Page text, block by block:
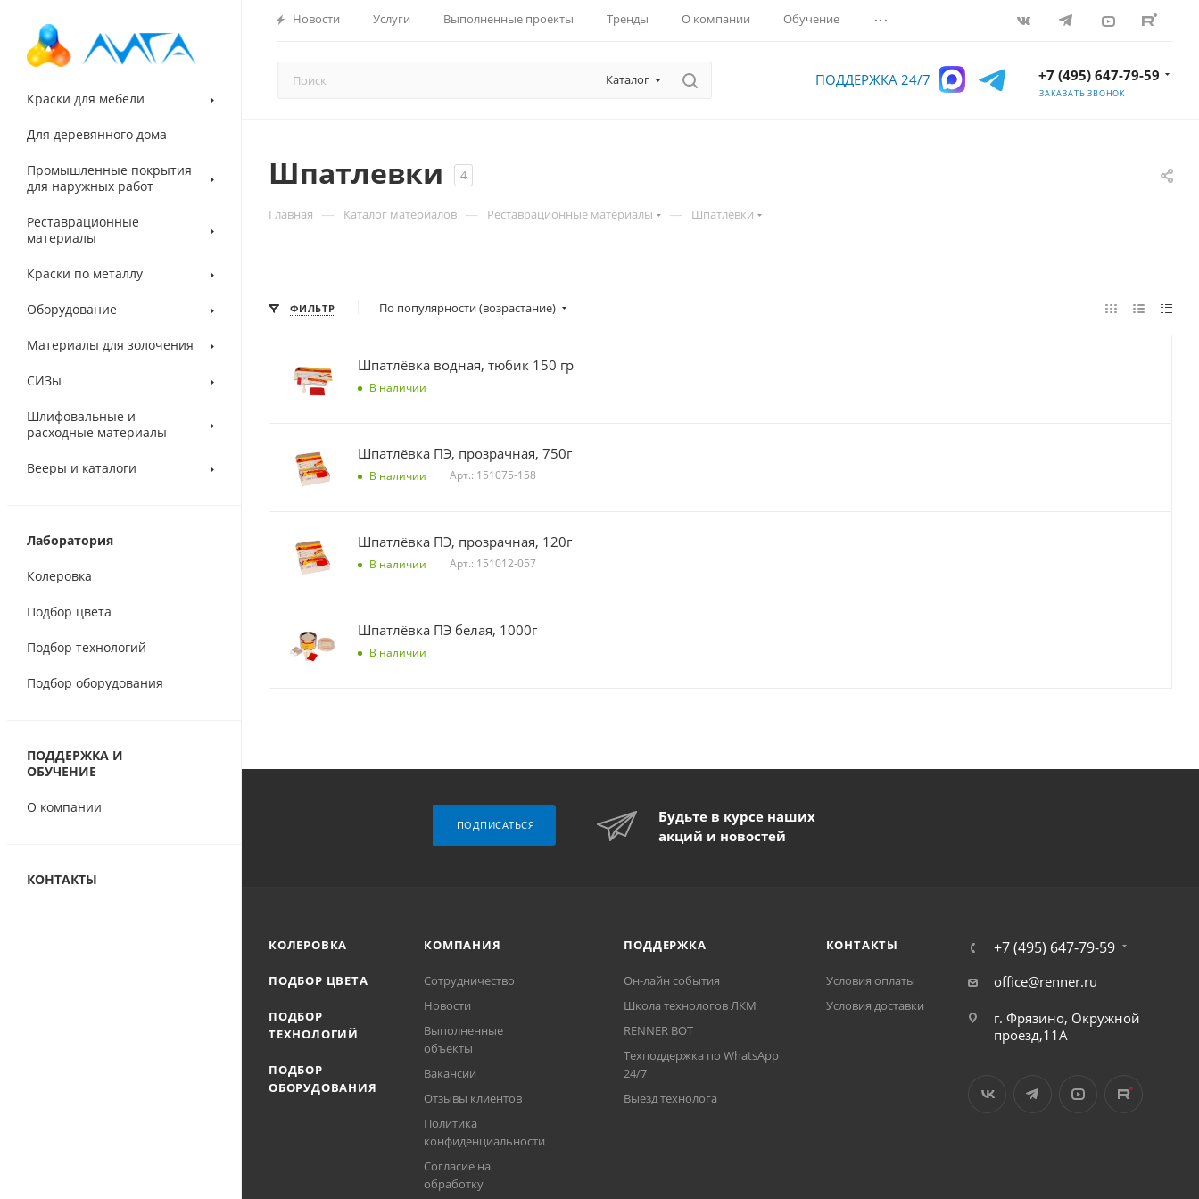
Новости Услуги Выполненные проекты Тренды О компании Обучение ...
Каталог ПОДДЕРЖКА 24/7 +7 (495) 647-79-59
ЗАКАЗАТЬ ЗВОНОК
Краски для мебели
Для деревянного дома
Промышленные покрытия
для наружных работ
Реставрационные
материалы
Краски по металлу
Оборудование
Материалы для золочения
СИЗы
Шлифовальные и
расходные материалы
Вееры и каталоги
Лаборатория
Колеровка
Подбор цвета
Подбор технологий
Подбор оборудования
ПОДДЕРЖКА И
ОБУЧЕНИЕ
О компании
КОНТАКТЫ
Шпатлевки 4
Главная — Каталог материалов — Реставрационные материалы — Шпатлевки
ФИЛЬТР По популярности (возрастание)
Шпатлёвка водная, тюбик 150 гр
В наличии
Шпатлёвка ПЭ, прозрачная, 750г
В наличии Арт.: 151075-158
Шпатлёвка ПЭ, прозрачная, 120г
В наличии Арт.: 151012-057
Шпатлёвка ПЭ белая, 1000г
В наличии
Будьте в курсе наших
акций и новостей
ПОДПИСАТЬСЯ
КОЛЕРОВКА
ПОДБОР ЦВЕТА
ПОДБОР
ТЕХНОЛОГИЙ
ПОДБОР
ОБОРУДОВАНИЯ
КОМПАНИЯ
Сотрудничество
Новости
Выполненные
объекты
Вакансии
Отзывы клиентов
Политика
конфиденциальности
Согласие на
обработку
ПОДДЕРЖКА
Он-лайн события
Школа технологов ЛКМ
RENNER BOT
Техподдержка по WhatsApp
24/7
Выезд технолога
КОНТАКТЫ
Условия оплаты
Условия доставки
+7 (495) 647-79-59
office@renner.ru
г. Фрязино, Окружной
проезд,11А